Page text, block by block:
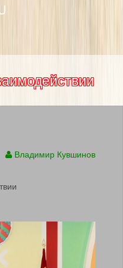
Владимир Кувшинов